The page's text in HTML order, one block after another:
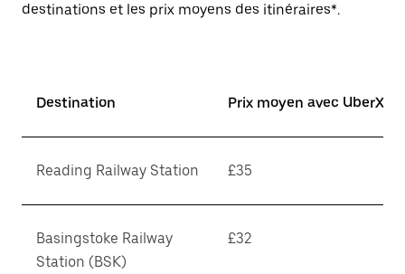
destinations et les prix moyens des itinéraires*.
Destination Prix moyen avec UberX*
Reading Railway Station £35
Basingstoke Railway
Station (BSK)
£32